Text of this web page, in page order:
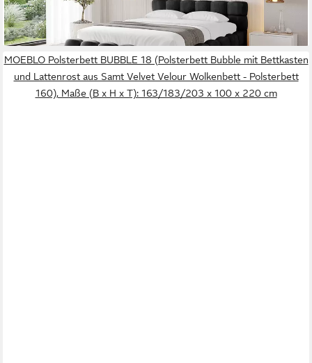
lieferbar in 2 Wochen
+5
MOEBLO Polsterbett BUBBLE 18 (Polsterbett Bubble mit Bettkasten
und Lattenrost aus Samt Velvet Velour Wolkenbett - Polsterbett
160), Maße (B x H x T): 163/183/203 x 100 x 220 cm